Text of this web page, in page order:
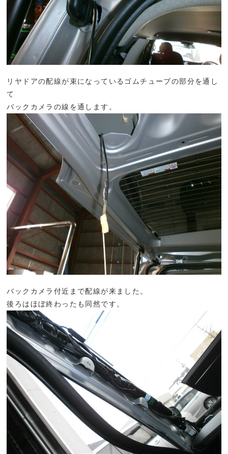
リヤドアの配線が束になっているゴムチューブの部分を通し
て
バックカメラの線を通します。
バックカメラ付近まで配線が来ました。
後ろはほぼ終わったも同然です。